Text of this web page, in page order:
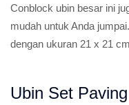
Conblock ubin besar ini
mudah untuk Anda
dengan ukuran 21 x 21
Ubin Set